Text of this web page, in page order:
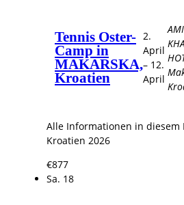
Tennis Oster-
Camp in
MAKARSKA,
Kroatien
2.
April
– 12.
April
Alle Informationen in diesem
Kroatien 2026
€877
Sa. 18